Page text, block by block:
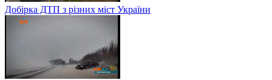
Добірка ДТП з різних міст України